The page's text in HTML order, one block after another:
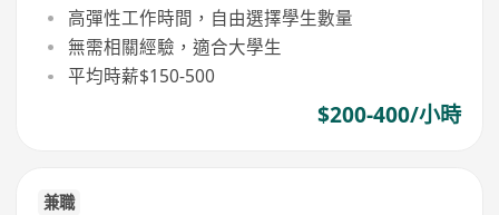
高彈性工作時間，自由選擇學生數量
無需相關經驗，適合大學生
平均時薪$150-500
$200-400/小時
兼職